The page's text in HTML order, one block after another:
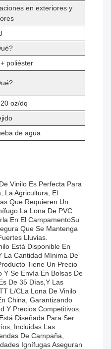
en exteriores y
poliéster
oz/dq
de agua
Vinilo Es Perfecta Para
La Agricultura, El
Que Requieren Un
Lona De PVC
En El CampamentoSu
Que Se Mantenga
Lluvias.
Está Disponible En
La Cantidad Mínima De
Tiene Un Precio
Y Se Envía En Bolsas De
De 35 Días,y Las
L/CLa Lona De Vinilo
China, Garantizando
Y Precios Competitivos.
Diseñada Para Ser
Incluidas Las
De Campaña,
Ignífugas Aseguran